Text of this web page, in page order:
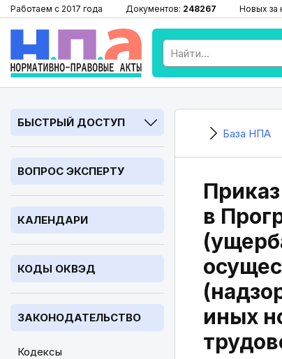
Работаем с 2017 года Документов: 248267 Новых за
БЫСТРЫЙ ДОСТУП
ВОПРОС ЭКСПЕРТУ
КАЛЕНДАРИ
КОДЫ ОКВЭД
ЗАКОНОДАТЕЛЬСТВО
Кодексы
База НПА
в
иных